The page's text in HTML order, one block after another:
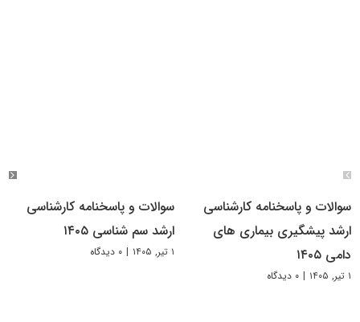
سوالات و پاسخنامه کارشناسی
ارشد پیشگیری بیماری های
دامی ۱۴۰۵
۱ تیر, ۱۴۰۵ | ۰ دیدگاه
سوالات و پاسخنامه کارشناسی
ارشد سم شناسی ۱۴۰۵
۱ تیر, ۱۴۰۵ | ۰ دیدگاه